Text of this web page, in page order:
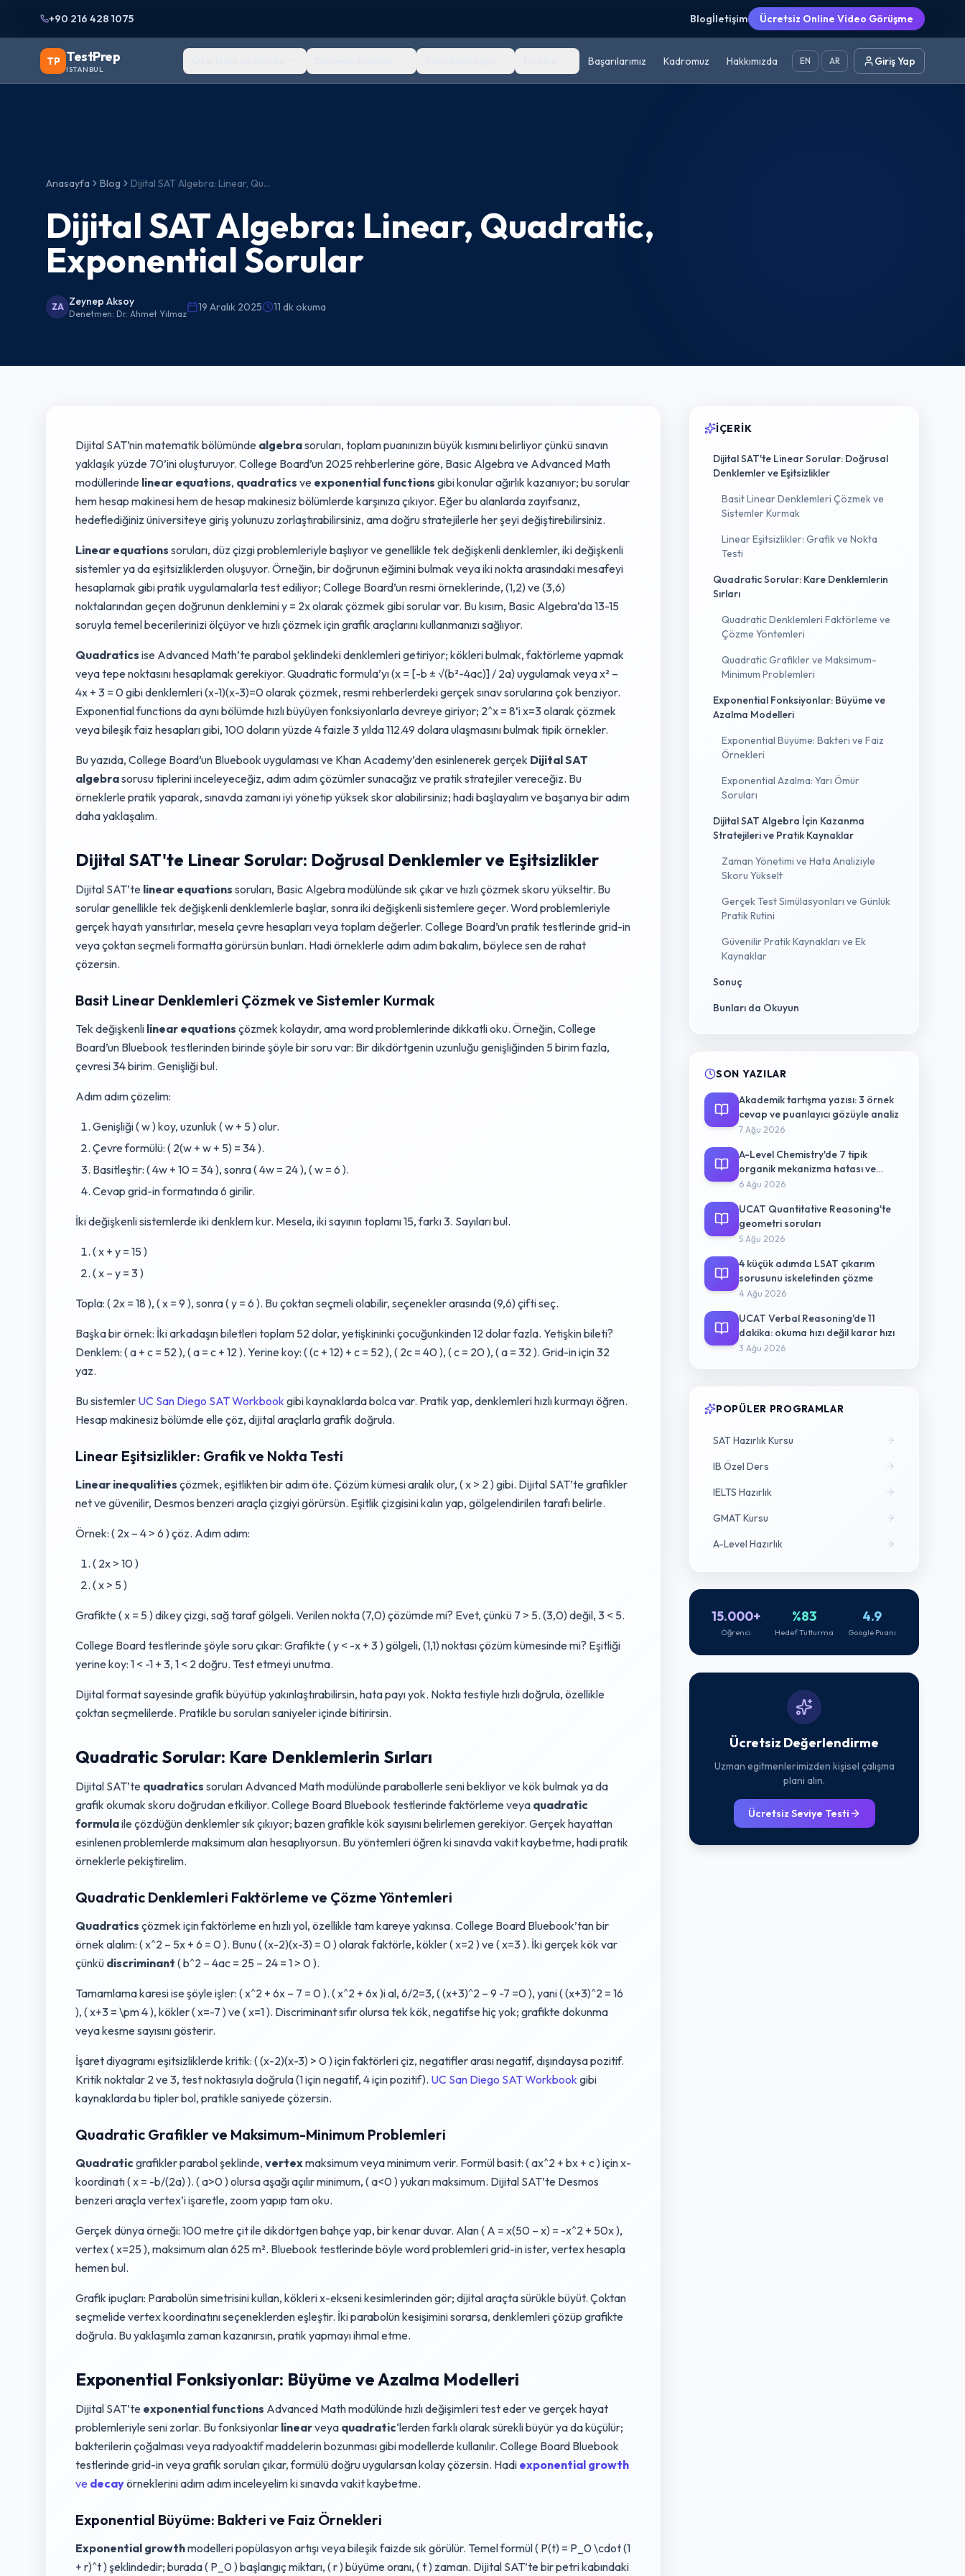
+90 216 428 1075 Blogİletişim Ücretsiz Online Video Görüşme
TP TestPrep
ISTANBUL
Başarılarımız Kadromuz Hakkımızda EN AR Giriş Yap
Anasayfa Blog Dijital SAT Algebra: Linear, Quadratic, Exponential Sorular
Dijital SAT Algebra: Linear, Quadratic,
Exponential Sorular
ZA Zeynep Aksoy
Denetmen: Dr. Ahmet Yılmaz
19 Aralık 2025 11 dk okuma
Dijital SAT’nin matematik bölümünde algebrasoruları, toplam puanınızın büyük kısmını belirliyor çünkü sınavın
yaklaşık yüzde 70’ini oluşturuyor. College Board’un 2025 rehberlerine göre, Basic Algebra ve Advanced Math
modüllerinde linear equations, quadratics ve exponential functions gibi konular ağırlık kazanıyor; bu sorular
hem hesap makinesi hem de hesap makinesiz bölümlerde karşınıza çıkıyor. Eğer bu alanlarda zayıfsanız,
hedeflediğiniz üniversiteye giriş yolunuzu zorlaştırabilirsiniz, ama doğru stratejilerle her şeyi değiştirebilirsiniz.
Linear equations soruları, düz çizgi problemleriyle başlıyor ve genellikle tek değişkenli denklemler, iki değişkenli
sistemler ya da eşitsizliklerden oluşuyor. Örneğin, bir doğrunun eğimini bulmak veya iki nokta arasındaki mesafeyi
hesaplamak gibi pratik uygulamalarla test ediliyor; College Board’un resmi örneklerinde, (1,2) ve (3,6)
noktalarından geçen doğrunun denklemini y = 2x olarak çözmek gibi sorular var. Bu kısım, Basic Algebra’da 13-15
soruyla temel becerilerinizi ölçüyor ve hızlı çözmek için grafik araçlarını kullanmanızı sağlıyor.
Quadratics ise Advanced Math’te parabol şeklindeki denklemleri getiriyor; kökleri bulmak, faktörleme yapmak
veya tepe noktasını hesaplamak gerekiyor. Quadratic formula’yı (x = [-b ± √(b²-4ac)] / 2a) uygulamak veya x² –
4x + 3 = 0 gibi denklemleri (x-1)(x-3)=0 olarak çözmek, resmi rehberlerdeki gerçek sınav sorularına çok benziyor.
Exponential functions da aynı bölümde hızlı büyüyen fonksiyonlarla devreye giriyor; 2^x = 8’i x=3 olarak çözmek
veya bileşik faiz hesapları gibi, 100 doların yüzde 4 faizle 3 yılda 112.49 dolara ulaşmasını bulmak tipik örnekler.
Bu yazıda, College Board’un Bluebook uygulaması ve Khan Academy’den esinlenerek gerçek Dijital SAT
algebrasorusu tiplerini inceleyeceğiz, adım adım çözümler sunacağız ve pratik stratejiler vereceğiz. Bu
örneklerle pratik yaparak, sınavda zamanı iyi yönetip yüksek skor alabilirsiniz; hadi başlayalım ve başarıya bir adım
daha yaklaşalım.
Dijital SAT'te Linear Sorular: Doğrusal Denklemler ve Eşitsizlikler
Dijital SAT’te linear equations soruları, Basic Algebra modülünde sık çıkar ve hızlı çözmek skoru yükseltir. Bu
sorular genellikle tek değişkenli denklemlerle başlar, sonra iki değişkenli sistemlere geçer. Word problemleriyle
gerçek hayatı yansıtırlar, mesela çevre hesapları veya toplam değerler. College Board’un pratik testlerinde grid-in
veya çoktan seçmeli formatta görürsün bunları. Hadi örneklerle adım adım bakalım, böylece sen de rahat
çözersin.
Basit Linear Denklemleri Çözmek ve Sistemler Kurmak
Tek değişkenli linear equations çözmek kolaydır, ama word problemlerinde dikkatli oku. Örneğin, College
Board’un Bluebook testlerinden birinde şöyle bir soru var: Bir dikdörtgenin uzunluğu genişliğinden 5 birim fazla,
çevresi 34 birim. Genişliği bul.
Adım adım çözelim:
Genişliği ( w ) koy, uzunluk ( w + 5 ) olur.
Çevre formülü: ( 2(w + w + 5) = 34 ).
Basitleştir: ( 4w + 10 = 34 ), sonra ( 4w = 24 ), ( w = 6 ).
Cevap grid-in formatında 6 girilir.
İki değişkenli sistemlerde iki denklem kur. Mesela, iki sayının toplamı 15, farkı 3. Sayıları bul.
( x + y = 15 )
( x – y = 3 )
Topla: ( 2x = 18 ), ( x = 9 ), sonra ( y = 6 ). Bu çoktan seçmeli olabilir, seçenekler arasında (9,6) çifti seç.
Başka bir örnek: İki arkadaşın biletleri toplam 52 dolar, yetişkininki çocuğunkinden 12 dolar fazla. Yetişkin bileti?
Denklem: ( a + c = 52 ), ( a = c + 12 ). Yerine koy: ( (c + 12) + c = 52 ), ( 2c = 40 ), ( c = 20 ), ( a = 32 ). Grid-in için 32
yaz.
Bu sistemler UC San Diego SAT Workbook gibi kaynaklarda bolca var. Pratik yap, denklemleri hızlı kurmayı öğren.
Hesap makinesiz bölümde elle çöz, dijital araçlarla grafik doğrula.
Linear Eşitsizlikler: Grafik ve Nokta Testi
Linear inequalities çözmek, eşitlikten bir adım öte. Çözüm kümesi aralık olur, ( x > 2 ) gibi. Dijital SAT’te grafikler
net ve güvenilir, Desmos benzeri araçla çizgiyi görürsün. Eşitlik çizgisini kalın yap, gölgelendirilen tarafı belirle.
Örnek: ( 2x – 4 > 6 ) çöz. Adım adım:
( 2x > 10 )
( x > 5 )
Grafikte ( x = 5 ) dikey çizgi, sağ taraf gölgeli. Verilen nokta (7,0) çözümde mi? Evet, çünkü 7 > 5. (3,0) değil, 3 < 5.
College Board testlerinde şöyle soru çıkar: Grafikte ( y < -x + 3 ) gölgeli, (1,1) noktası çözüm kümesinde mi? Eşitliği
yerine koy: 1 < -1 + 3, 1 < 2 doğru. Test etmeyi unutma.
Dijital format sayesinde grafik büyütüp yakınlaştırabilirsin, hata payı yok. Nokta testiyle hızlı doğrula, özellikle
çoktan seçmelilerde. Pratikle bu soruları saniyeler içinde bitirirsin.
Quadratic Sorular: Kare Denklemlerin Sırları
Dijital SAT’te quadratics soruları Advanced Math modülünde parabollerle seni bekliyor ve kök bulmak ya da
grafik okumak skoru doğrudan etkiliyor. College Board Bluebook testlerinde faktörleme veya quadratic
formulaile çözdüğün denklemler sık çıkıyor; bazen grafikle kök sayısını belirlemen gerekiyor. Gerçek hayattan
esinlenen problemlerde maksimum alan hesaplıyorsun. Bu yöntemleri öğren ki sınavda vakit kaybetme, hadi pratik
örneklerle pekiştirelim.
Quadratic Denklemleri Faktörleme ve Çözme Yöntemleri
Quadratics çözmek için faktörleme en hızlı yol, özellikle tam kareye yakınsa. College Board Bluebook’tan bir
örnek alalım: ( x^2 – 5x + 6 = 0 ). Bunu ( (x-2)(x-3) = 0 ) olarak faktörle, kökler ( x=2 ) ve ( x=3 ). İki gerçek kök var
çünkü discriminant ( b^2 – 4ac = 25 – 24 = 1 > 0 ).
Tamamlama karesi ise şöyle işler: ( x^2 + 6x – 7 = 0 ). ( x^2 + 6x )i al, 6/2=3, ( (x+3)^2 – 9 -7 =0 ), yani ( (x+3)^2 = 16
), ( x+3 = \pm 4 ), kökler ( x=-7 ) ve ( x=1 ). Discriminant sıfır olursa tek kök, negatifse hiç yok; grafikte dokunma
veya kesme sayısını gösterir.
İşaret diyagramı eşitsizliklerde kritik: ( (x-2)(x-3) > 0 ) için faktörleri çiz, negatifler arası negatif, dışındaysa pozitif.
Kritik noktalar 2 ve 3, test noktasıyla doğrula (1 için negatif, 4 için pozitif). UC San Diego SAT Workbook gibi
kaynaklarda bu tipler bol, pratikle saniyede çözersin.
Quadratic Grafikler ve Maksimum-Minimum Problemleri
Quadraticgrafikler parabol şeklinde, vertexmaksimum veya minimum verir. Formül basit: ( ax^2 + bx + c ) için x-
koordinatı ( x = -b/(2a) ). ( a>0 ) olursa aşağı açılır minimum, ( a<0 ) yukarı maksimum. Dijital SAT’te Desmos
benzeri araçla vertex’i işaretle, zoom yapıp tam oku.
Gerçek dünya örneği: 100 metre çit ile dikdörtgen bahçe yap, bir kenar duvar. Alan ( A = x(50 – x) = -x^2 + 50x ),
vertex ( x=25 ), maksimum alan 625 m². Bluebook testlerinde böyle word problemleri grid-in ister, vertex hesapla
hemen bul.
Grafik ipuçları: Parabolün simetrisini kullan, kökleri x-ekseni kesimlerinden gör; dijital araçta sürükle büyüt. Çoktan
seçmelide vertex koordinatını seçeneklerden eşleştir. İki parabolün kesişimini sorarsa, denklemleri çözüp grafikte
doğrula. Bu yaklaşımla zaman kazanırsın, pratik yapmayı ihmal etme.
Exponential Fonksiyonlar: Büyüme ve Azalma Modelleri
Dijital SAT’te exponential functions Advanced Math modülünde hızlı değişimleri test eder ve gerçek hayat
problemleriyle seni zorlar. Bu fonksiyonlar linearveya quadratic‘lerden farklı olarak sürekli büyür ya da küçülür;
bakterilerin çoğalması veya radyoaktif maddelerin bozunması gibi modellerde kullanılır. College Board Bluebook
testlerinde grid-in veya grafik soruları çıkar, formülü doğru uygularsan kolay çözersin. Hadi exponential growth
ve decayörneklerini adım adım inceleyelim ki sınavda vakit kaybetme.
Exponential Büyüme: Bakteri ve Faiz Örnekleri
Exponential growthmodelleri popülasyon artışı veya bileşik faizde sık görülür. Temel formül ( P(t) = P_0 \cdot (1
+ r)^t ) şeklindedir; burada ( P_0 ) başlangıç miktarı, ( r ) büyüme oranı, ( t ) zaman. Dijital SAT’te bir petri kabındaki
İÇERIK
Dijital SAT'te Linear Sorular: Doğrusal
Denklemler ve Eşitsizlikler
Basit Linear Denklemleri Çözmek ve
Sistemler Kurmak
Linear Eşitsizlikler: Grafik ve Nokta
Testi
Quadratic Sorular: Kare Denklemlerin
Sırları
Quadratic Denklemleri Faktörleme ve
Çözme Yöntemleri
Quadratic Grafikler ve Maksimum-
Minimum Problemleri
Exponential Fonksiyonlar: Büyüme ve
Azalma Modelleri
Exponential Büyüme: Bakteri ve Faiz
Örnekleri
Exponential Azalma: Yarı Ömür
Soruları
Dijital SAT Algebra İçin Kazanma
Stratejileri ve Pratik Kaynaklar
Zaman Yönetimi ve Hata Analiziyle
Skoru Yükselt
Gerçek Test Simülasyonları ve Günlük
Pratik Rutini
Güvenilir Pratik Kaynakları ve Ek
Kaynaklar
Sonuç
Bunları da Okuyun
SON YAZILAR
Akademik tartışma yazısı: 3 örnek
cevap ve puanlayıcı gözüyle analiz
7 Ağu 2026
A-Level Chemistry'de 7 tipik
organik mekanizma hatası ve
düzeltme yolu
6 Ağu 2026
UCAT Quantitative Reasoning'te
geometri soruları
5 Ağu 2026
4 küçük adımda LSAT çıkarım
sorusunu iskeletinden çözme
4 Ağu 2026
UCAT Verbal Reasoning'de 11
dakika: okuma hızı değil karar hızı
3 Ağu 2026
POPÜLER PROGRAMLAR
SAT Hazırlık Kursu
IB Özel Ders
IELTS Hazırlık
GMAT Kursu
A-Level Hazırlık
15.000+
Öğrenci
%83
Hedef Tutturma
4.9
Google Puanı
Ücretsiz Değerlendirme
Uzman egitmenlerimizden kişisel çalışma
plani alın.
Ücretsiz Seviye Testi